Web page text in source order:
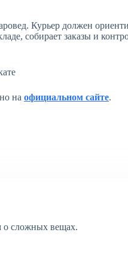
Курьер должен
собирает заказы и
на официальном сайте.
о сложных вещах.